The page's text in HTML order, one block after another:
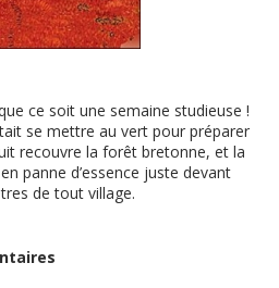
ce soit une semaine studieuse !
se mettre au vert pour préparer
recouvre la forêt bretonne, et la
panne d’essence juste devant
de tout village.